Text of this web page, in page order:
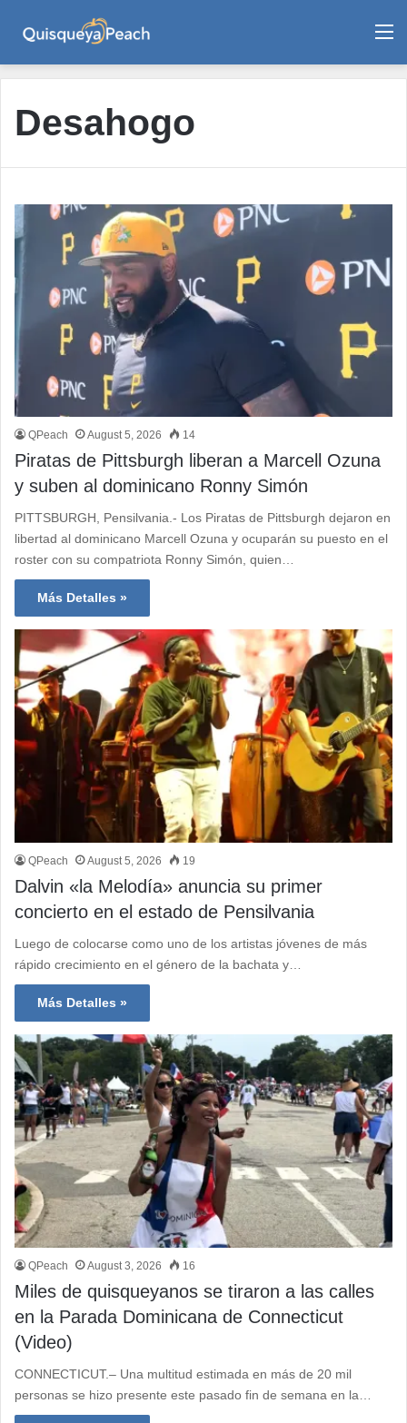
Desahogo
QPeach August 5, 2026 14
Piratas de Pittsburgh liberan a Marcell Ozuna
y suben al dominicano Ronny Simón
PITTSBURGH, Pensilvania.- Los Piratas de Pittsburgh dejaron en
libertad al dominicano Marcell Ozuna y ocuparán su puesto en el
roster con su compatriota Ronny Simón, quien…
Más Detalles »
QPeach August 5, 2026 19
Dalvin «la Melodía» anuncia su primer
concierto en el estado de Pensilvania
Luego de colocarse como uno de los artistas jóvenes de más
rápido crecimiento en el género de la bachata y…
Más Detalles »
QPeach August 3, 2026 16
Miles de quisqueyanos se tiraron a las calles
en la Parada Dominicana de Connecticut
(Video)
CONNECTICUT.– Una multitud estimada en más de 20 mil
personas se hizo presente este pasado fin de semana en la…